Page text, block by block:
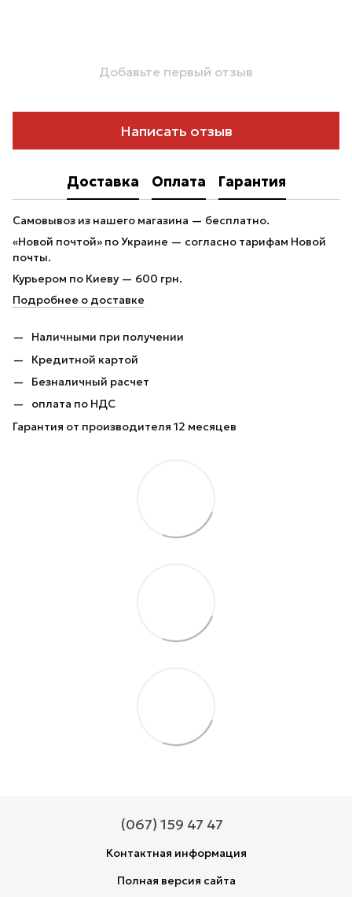
Добавьте первый отзыв
Написать отзыв
Доставка Оплата Гарантия
Самовывоз из нашего магазина — бесплатно.
«Новой почтой» по Украине — согласно тарифам Новой
почты.
Курьером по Киеву — 600 грн.
Подробнее о доставке
Наличными при получении
Кредитной картой
Безналичный расчет
оплата по НДС
Гарантия от производителя 12 месяцев
(067) 159 47 47
Контактная информация
Полная версия сайта